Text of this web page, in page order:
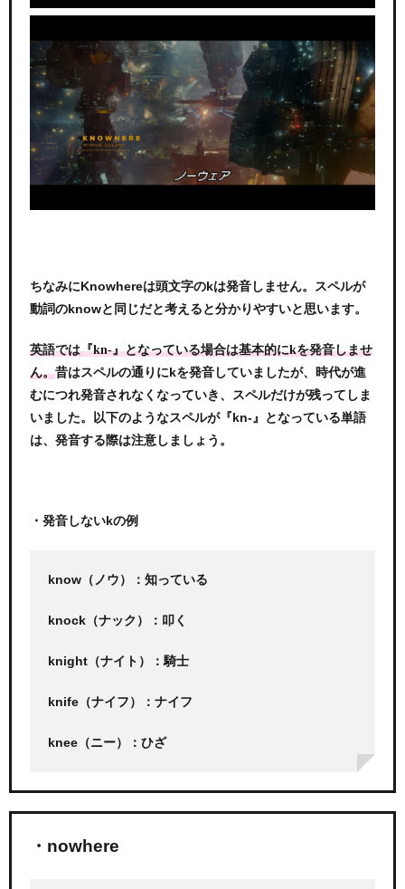
ちなみにKnowhereは頭文字のkは発音しません。スペルが
動詞のknowと同じだと考えると分かりやすいと思います。
英語では『kn-』となっている場合は基本的にkを発音しませ
ん。昔はスペルの通りにkを発音していましたが、時代が進
むにつれ発音されなくなっていき、スペルだけが残ってしま
いました。以下のようなスペルが『kn-』となっている単語
は、発音する際は注意しましょう。
・発音しないkの例
know（ノウ）：知っている
knock（ナック）：叩く
knight（ナイト）：騎士
knife（ナイフ）：ナイフ
knee（ニー）：ひざ
・nowhere